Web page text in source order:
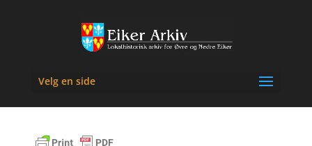
Velg en side